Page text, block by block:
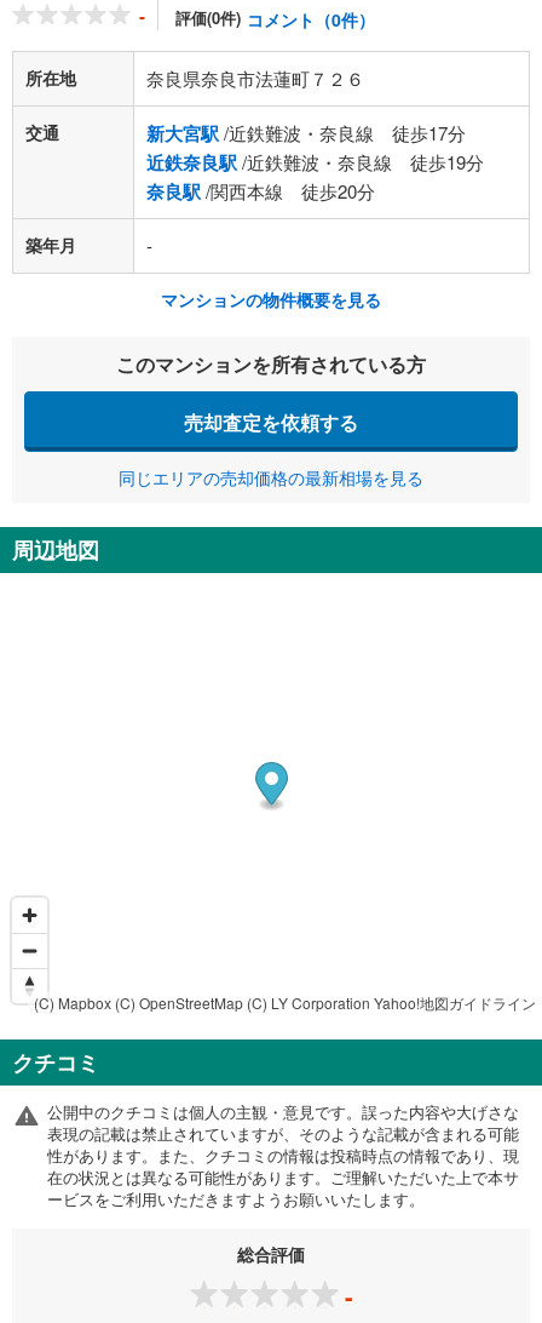
- 評価(0件) コメント（0件）
所在地 奈良県奈良市法蓮町７２６
交通 新大宮駅/近鉄難波・奈良線 徒歩17分
近鉄奈良駅/近鉄難波・奈良線 徒歩19分
奈良駅/関西本線 徒歩20分
築年月 -
マンションの物件概要を見る
このマンションを所有されている方
売却査定を依頼する
同じエリアの売却価格の最新相場を見る
周辺地図
(C) Mapbox (C) OpenStreetMap (C) LY Corporation Yahoo!地図ガイドライン
クチコミ
公開中のクチコミは個人の主観・意見です。誤った内容や大げさな
表現の記載は禁止されていますが、そのような記載が含まれる可能
性があります。また、クチコミの情報は投稿時点の情報であり、現
在の状況とは異なる可能性があります。ご理解いただいた上で本サ
ービスをご利用いただきますようお願いいたします。
総合評価
-